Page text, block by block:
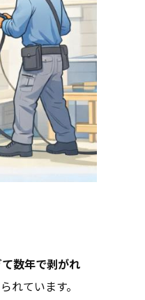
数年で剥がれ
れています。